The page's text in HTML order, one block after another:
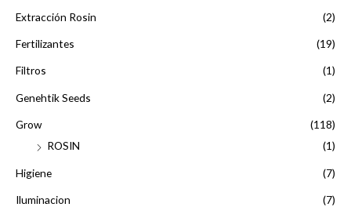
Extracción Rosin (2)
Fertilizantes (19)
Filtros (1)
Genehtik Seeds (2)
Grow
(118)
ROSIN
(1)
Higiene (7)
Iluminacion (7)